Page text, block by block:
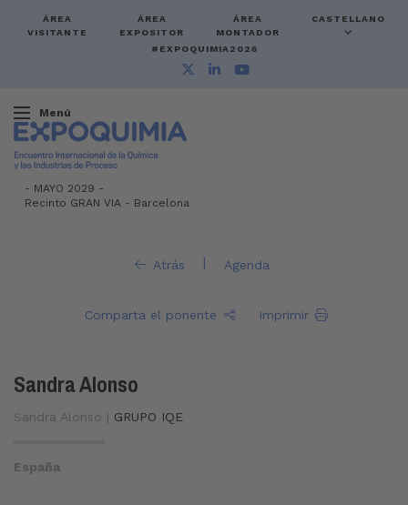
ÁREA
VISITANTE
ÁREA
EXPOSITOR
ÁREA
MONTADOR
CASTELLANO
#EXPOQUIMIA2026
Menú
- MAYO 2029 -
Recinto GRAN VIA - Barcelona
Atrás | Agenda
Comparta el ponente Imprimir
Sandra Alonso
Sandra Alonso | GRUPO IQE
España